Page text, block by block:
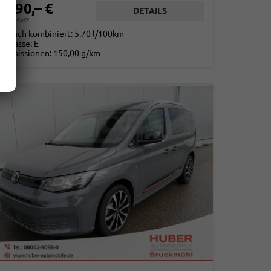
€
19% MwSt.
DETAILS
kombiniert: 5,70 l/100km
-Klasse: E
-Emissionen: 150,00 g/km